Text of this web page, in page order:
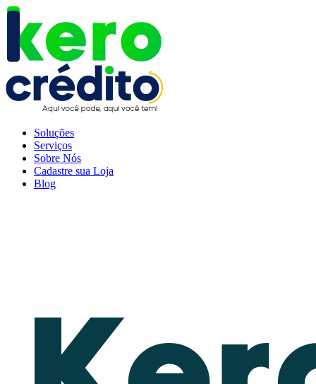
Soluções
Serviços
Sobre Nós
Cadastre sua Loja
Blog